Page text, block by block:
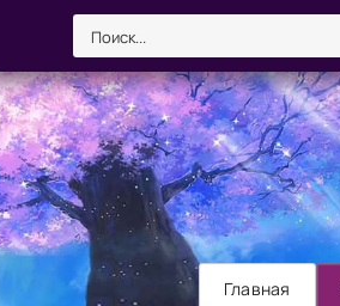
Главная